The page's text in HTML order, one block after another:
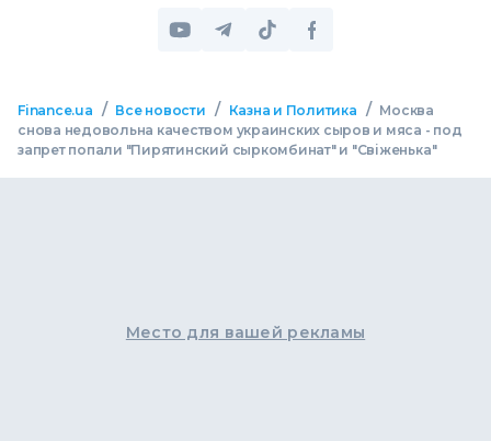
Finance.ua / Все новости / Казна и Политика / Москва
снова недовольна качеством украинских сыров и мяса - под
запрет попали "Пирятинский сыркомбинат" и "Свіженька"
Место для вашей рекламы